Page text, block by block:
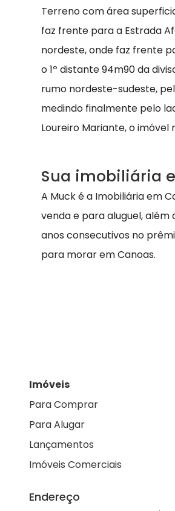
Terreno com área
faz frente para a Estrada
nordeste, onde faz frente
o 1º distante 94m90 da
rumo nordeste-sudeste,
medindo finalmente pelo
Loureiro Mariante, o
Sua imobiliária
A Muck é a Imobiliária em
venda e para aluguel, além
anos consecutivos no
para morar em Canoas.
Imóveis
Para Comprar
Para Alugar
Lançamentos
Imóveis Comerciais
Endereço